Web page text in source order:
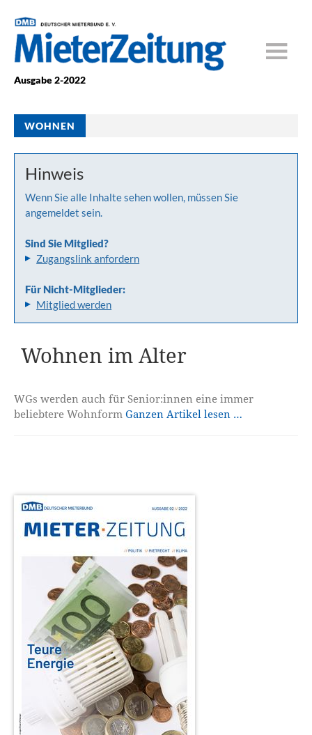
Ausgabe 2-2022
WOHNEN
Hinweis
Wenn Sie alle Inhalte sehen wollen, müssen Sie
angemeldet sein.
Sind Sie Mitglied?
Zugangslink anfordern
Für Nicht-Mitglieder:
Mitglied werden
Wohnen im Alter
WGs werden auch für Senior:innen eine immer
beliebtere WohnformGanzen Artikel lesen …